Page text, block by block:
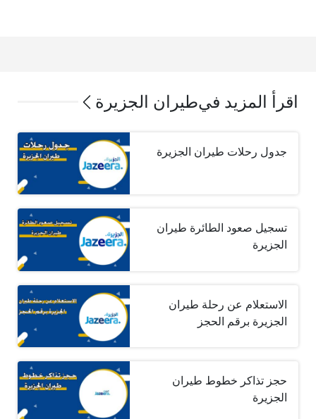
اقرأ المزيد فيطيران الجزيرة
جدول رحلات طيران الجزيرة
تسجيل صعود الطائرة طيران
الجزيرة
الاستعلام عن رحلة طيران
الجزيرة برقم الحجز
حجز تذاكر خطوط طيران
الجزيرة